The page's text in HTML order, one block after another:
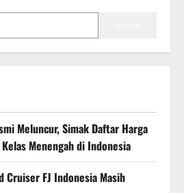
Meluncur, Simak Daftar Harga
Menengah di Indonesia
Cruiser FJ Indonesia Masih